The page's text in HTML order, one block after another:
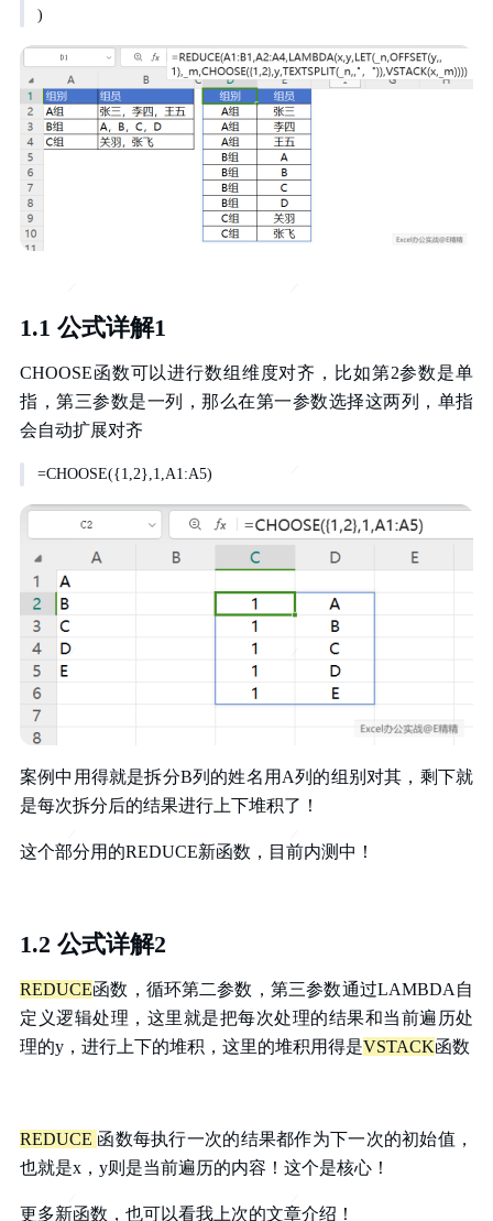
)
1.1 公式详解1
CHOOSE函数可以进行数组维度对齐，比如第2参数是单
指，第三参数是一列，那么在第一参数选择这两列，单指
会自动扩展对齐
=CHOOSE({1,2},1,A1:A5)
案例中用得就是拆分B列的姓名用A列的组别对其，剩下就
是每次拆分后的结果进行上下堆积了！
这个部分用的REDUCE新函数，目前内测中！
1.2 公式详解2
REDUCE函数，循环第二参数，第三参数通过LAMBDA自
定义逻辑处理，这里就是把每次处理的结果和当前遍历处
理的y，进行上下的堆积，这里的堆积用得是VSTACK函数
REDUCE 函数每执行一次的结果都作为下一次的初始值，
也就是x，y则是当前遍历的内容！这个是核心！
更多新函数，也可以看我上次的文章介绍！